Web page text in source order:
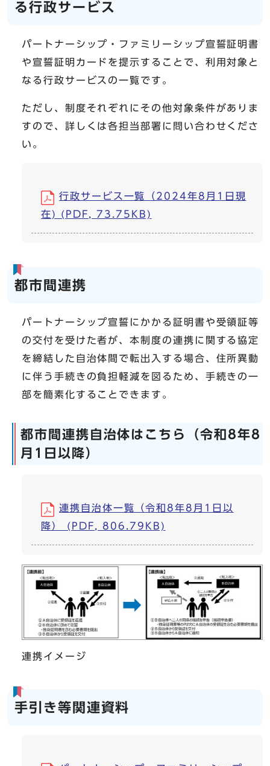
る行政サービス
パートナーシップ・ファミリーシップ宣誓証明書
や宣誓証明カードを提示することで、利用対象と
なる行政サービスの一覧です。
ただし、制度それぞれにその他対象条件がありま
すので、詳しくは各担当部署に問い合わせくださ
い。
行政サービス一覧（2024年8月1日現
在) (PDF, 73.75KB)
都市間連携
パートナーシップ宣誓にかかる証明書や受領証等
の交付を受けた者が、本制度の連携に関する協定
を締結した自治体間で転出入する場合、住所異動
に伴う手続きの負担軽減を図るため、手続きの一
部を簡素化することできます。
都市間連携自治体はこちら（令和8年8
月1日以降）
連携自治体一覧（令和8年8月1日以
降） (PDF, 806.79KB)
連携イメージ
手引き等関連資料